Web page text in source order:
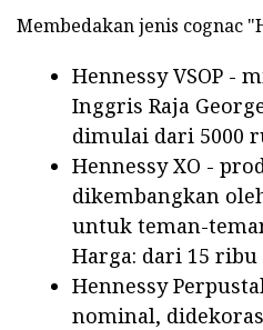
Membedakan jenis cognac
Hennessy VSOP -
Inggris Raja
dimulai dari 5000
Hennessy XO -
dikembangkan
untuk teman-
Harga: dari 15
Hennessy
nominal,